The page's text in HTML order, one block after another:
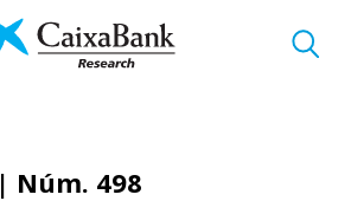
| Núm. 498